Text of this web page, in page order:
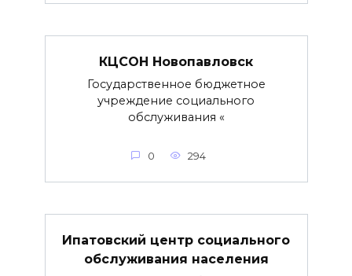
КЦСОН Новопавловск
Государственное бюджетное
учреждение социального
обслуживания «
0 294
Ипатовский центр социального
обслуживания населения